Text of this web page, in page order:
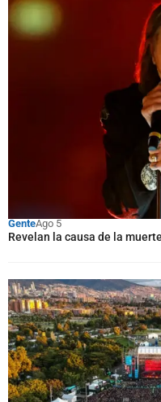
GenteAgo 5
Revelan la causa de la